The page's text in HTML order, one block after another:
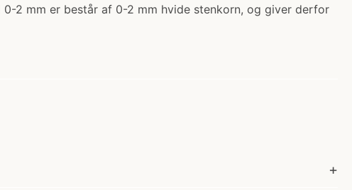
2 mm er består af 0-2 mm hvide stenkorn, og giver derfor